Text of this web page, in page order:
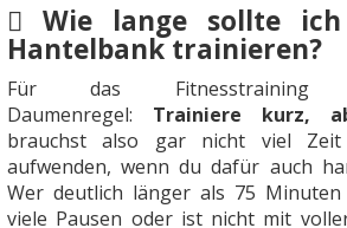
Wie lange sollte
Hantelbank trainieren?
Für das Fitnesstraining
Daumenregel: Trainiere kurz,
brauchst also gar nicht viel
aufwenden, wenn du dafür auch
Wer deutlich länger als 75
viele Pausen oder ist nicht mit